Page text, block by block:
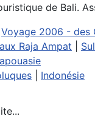
de Bali.
Voyage 2006 - des
Raja Ampat
Indonésie